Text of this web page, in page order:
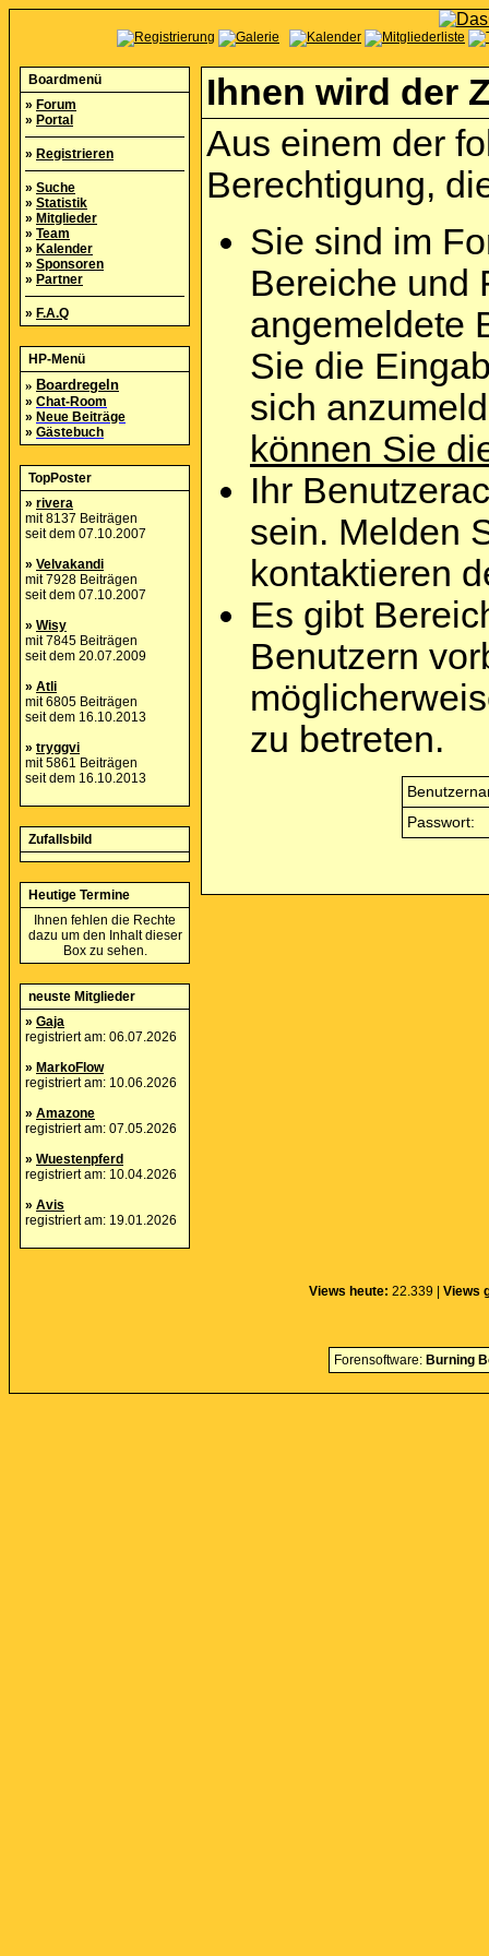
Boardmenü
» Forum
» Portal
» Registrieren
» Suche
» Statistik
» Mitglieder
» Team
» Kalender
» Sponsoren
» Partner
» F.A.Q
HP-Menü
» Boardregeln
» Chat-Room
» Neue Beiträge
» Gästebuch
TopPoster
» rivera
mit 8137 Beiträgen
seit dem 07.10.2007
» Velvakandi
mit 7928 Beiträgen
seit dem 07.10.2007
» Wisy
mit 7845 Beiträgen
seit dem 20.07.2009
» Atli
mit 6805 Beiträgen
seit dem 16.10.2013
» tryggvi
mit 5861 Beiträgen
seit dem 16.10.2013
Zufallsbild
Heutige Termine
Ihnen fehlen die Rechte
dazu um den Inhalt dieser
Box zu sehen.
neuste Mitglieder
» Gaja
registriert am: 06.07.2026
» MarkoFlow
registriert am: 10.06.2026
» Amazone
registriert am: 07.05.2026
» Wuestenpferd
registriert am: 10.04.2026
» Avis
registriert am: 19.01.2026
Ihnen wird der
Aus einem der
Berechtigung,
Sie sind im
Bereiche und
angemeldete
Sie die
sich
können Sie
Ihr
sein. Melden
kontaktieren
Es gibt
Benutzern
zu betreten.
Passwort:
Views heute: 22.339 | Views
Forensoftware: Burning